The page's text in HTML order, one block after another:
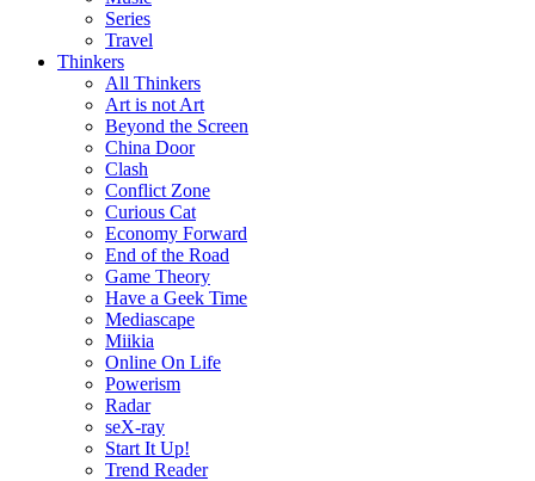
Series
Travel
Thinkers
All Thinkers
Art is not Art
Beyond the Screen
China Door
Clash
Conflict Zone
Curious Cat
Economy Forward
End of the Road
Game Theory
Have a Geek Time
Mediascape
Miikia
Online On Life
Powerism
Radar
seX-ray
Start It Up!
Trend Reader